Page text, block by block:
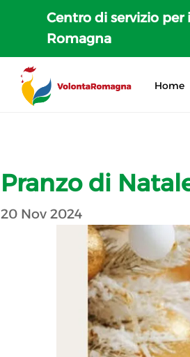
Centro di servizio
Romagna
Home
Pranzo di
20 Nov 2024